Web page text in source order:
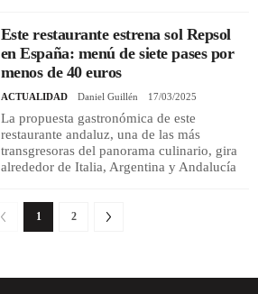
Este restaurante estrena sol Repsol
en España: menú de siete pases por
menos de 40 euros
ACTUALIDAD Daniel Guillén 17/03/2025
La propuesta gastronómica de este
restaurante andaluz, una de las más
transgresoras del panorama culinario, gira
alrededor de Italia, Argentina y Andalucía
1 2